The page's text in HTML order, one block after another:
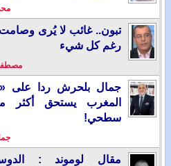
تبون.. غائب لا يُرى
رغم كل شيء
جمال بلحرش ردا على
المغرب يستحق أكثر
سطحي!
مقال لوموند :